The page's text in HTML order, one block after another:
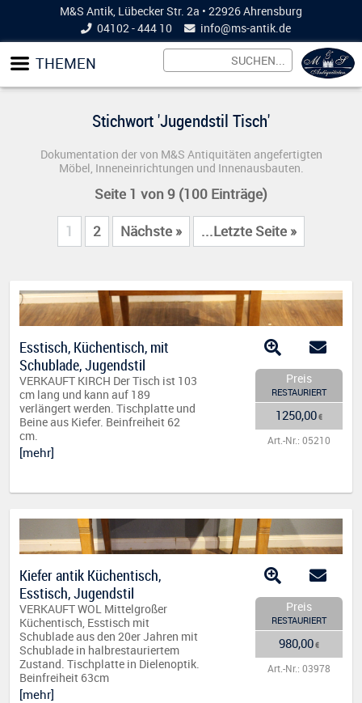
M&S Antik, Lübecker Str. 2a • 22926 Ahrensburg
04102 - 444 10
info@ms-antik.de
THEMEN
Stichwort 'Jugendstil Tisch'
Dokumentation der von M&S Antiquitäten angefertigten
Möbel, Inneneinrichtungen und Innenausbauten.
Seite 1 von 9 (100 Einträge)
1 2 Nächste » ...Letzte Seite »
Esstisch, Küchentisch, mit
Schublade, Jugendstil
VERKAUFT KIRCH Der Tisch ist 103
cm lang und kann auf 189
verlängert werden. Tischplatte und
Beine aus Kiefer. Beinfreiheit 62
cm.
[mehr]
Preis
RESTAURIERT
1250,00€
Art.-Nr.: 05210
Kiefer antik Küchentisch,
Esstisch, Jugendstil
VERKAUFT WOL Mittelgroßer
Küchentisch, Esstisch mit
Schublade aus den 20er Jahren mit
Schublade in halbrestauriertem
Zustand. Tischplatte in Dielenoptik.
Beinfreiheit 63cm
[mehr]
Preis
RESTAURIERT
980,00€
Art.-Nr.: 03978